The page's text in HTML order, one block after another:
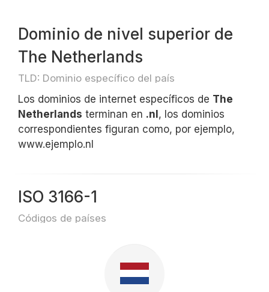
Dominio de nivel superior de
The Netherlands
TLD: Dominio específico del país
Los dominios de internet específicos de The
Netherlands terminan en .nl , los dominios
correspondientes figuran como, por ejemplo,
www.ejemplo.nl
ISO 3166-1
Códigos de países